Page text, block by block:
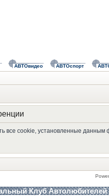
АВТОвидео АВТОспорт
все cookie, установленные
Клуб Автолюбителей